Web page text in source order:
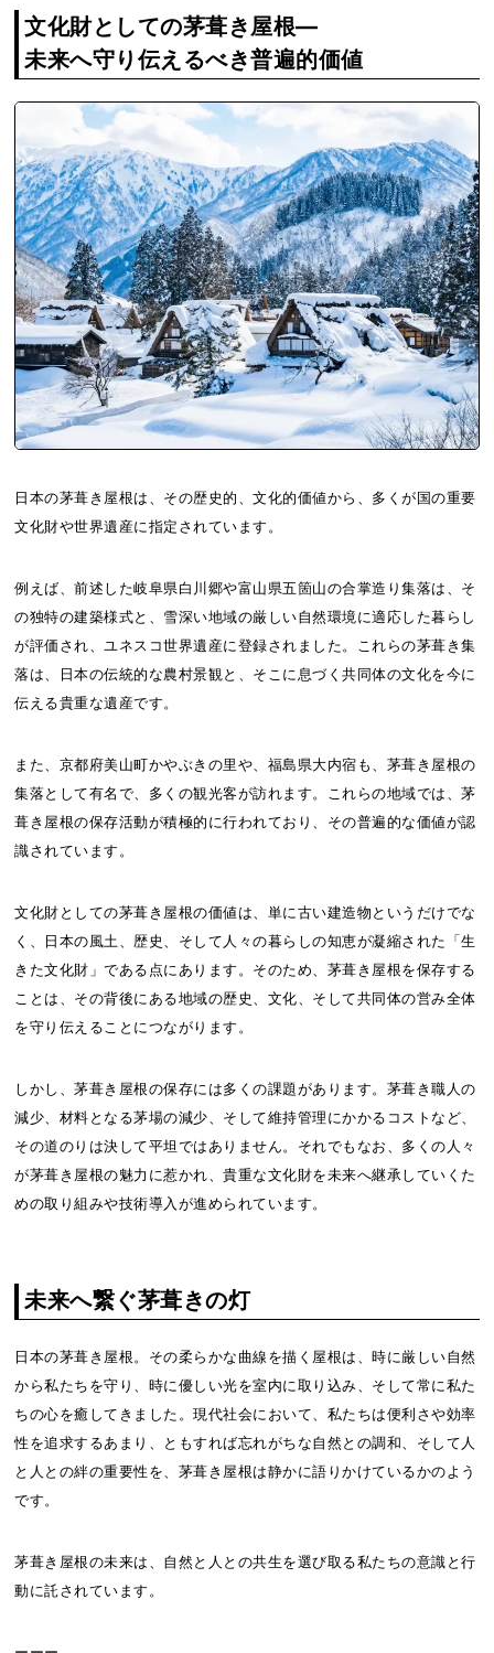
文化財としての茅葺き屋根―
未来へ守り伝えるべき普遍的価値
日本の茅葺き屋根は、その歴史的、文化的価値から、多くが国の重要
文化財や世界遺産に指定されています。
例えば、前述した岐阜県白川郷や富山県五箇山の合掌造り集落は、そ
の独特の建築様式と、雪深い地域の厳しい自然環境に適応した暮らし
が評価され、ユネスコ世界遺産に登録されました。これらの茅葺き集
落は、日本の伝統的な農村景観と、そこに息づく共同体の文化を今に
伝える貴重な遺産です。
また、京都府美山町かやぶきの里や、福島県大内宿も、茅葺き屋根の
集落として有名で、多くの観光客が訪れます。これらの地域では、茅
葺き屋根の保存活動が積極的に行われており、その普遍的な価値が認
識されています。
文化財としての茅葺き屋根の価値は、単に古い建造物というだけでな
く、日本の風土、歴史、そして人々の暮らしの知恵が凝縮された「生
きた文化財」である点にあります。そのため、茅葺き屋根を保存する
ことは、その背後にある地域の歴史、文化、そして共同体の営み全体
を守り伝えることにつながります。
しかし、茅葺き屋根の保存には多くの課題があります。茅葺き職人の
減少、材料となる茅場の減少、そして維持管理にかかるコストなど、
その道のりは決して平坦ではありません。それでもなお、多くの人々
が茅葺き屋根の魅力に惹かれ、貴重な文化財を未来へ継承していくた
めの取り組みや技術導入が進められています。
未来へ繋ぐ茅葺きの灯
日本の茅葺き屋根。その柔らかな曲線を描く屋根は、時に厳しい自然
から私たちを守り、時に優しい光を室内に取り込み、そして常に私た
ちの心を癒してきました。現代社会において、私たちは便利さや効率
性を追求するあまり、ともすれば忘れがちな自然との調和、そして人
と人との絆の重要性を、茅葺き屋根は静かに語りかけているかのよう
です。
茅葺き屋根の未来は、自然と人との共生を選び取る私たちの意識と行
動に託されています。